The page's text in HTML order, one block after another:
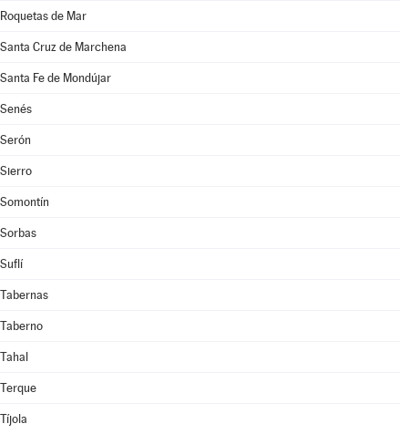
Roquetas de Mar
Santa Cruz de Marchena
Santa Fe de Mondújar
Senés
Serón
Sierro
Somontín
Sorbas
Suflí
Tabernas
Taberno
Tahal
Terque
Tíjola